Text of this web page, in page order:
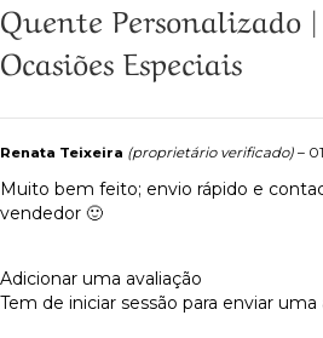
Quente Personalizado
Ocasiões Especiais
Renata Teixeira (proprietário verificado) –
Muito bem feito; envio rápido e
vendedor 🙂
Adicionar uma avaliação
Tem de iniciar sessão para enviar uma